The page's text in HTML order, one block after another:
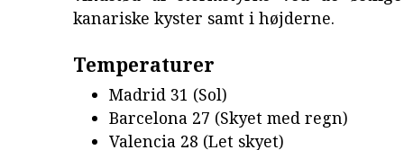
kanariske kyster samt i højderne.
Temperaturer
Madrid 31 (Sol)
Barcelona 27 (Skyet med regn)
Valencia 28 (Let skyet)